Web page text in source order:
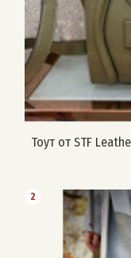
Тоут от STF
2